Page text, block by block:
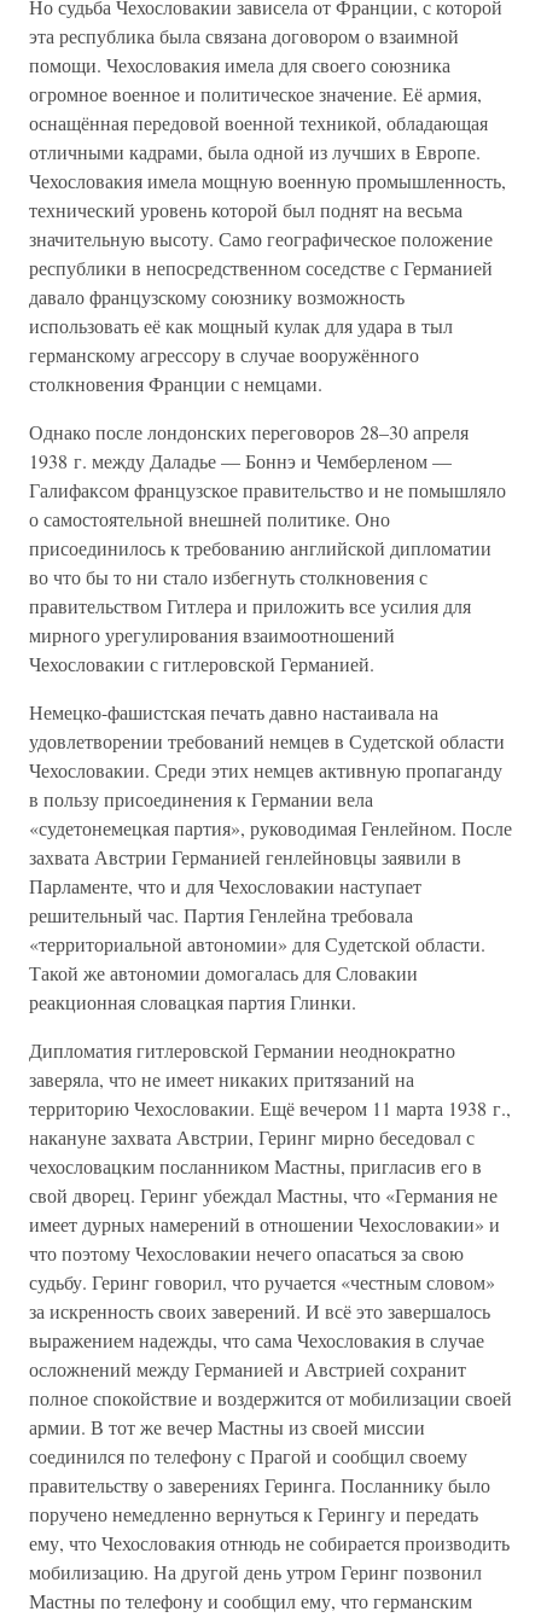
Но судьба Чехословакии зависела от Франции, с которой
эта республика была связана договором о взаимной
помощи. Чехословакия имела для своего союзника
огромное военное и политическое значение. Её армия,
оснащённая передовой военной техникой, обладающая
отличными кадрами, была одной из лучших в Европе.
Чехословакия имела мощную военную промышленность,
технический уровень которой был поднят на весьма
значительную высоту. Само географическое положение
республики в непосредственном соседстве с Германией
давало французскому союзнику возможность
использовать её как мощный кулак для удара в тыл
германскому агрессору в случае вооружённого
столкновения Франции с немцами.
Однако после лондонских переговоров 28–30 апреля
1938 г. между Даладье — Боннэ и Чемберленом —
Галифаксом французское правительство и не помышляло
о самостоятельной внешней политике. Оно
присоединилось к требованию английской дипломатии
во что бы то ни стало избегнуть столкновения с
правительством Гитлера и приложить все усилия для
мирного урегулирования взаимоотношений
Чехословакии с гитлеровской Германией.
Немецко-фашистская печать давно настаивала на
удовлетворении требований немцев в Судетской области
Чехословакии. Среди этих немцев активную пропаганду
в пользу присоединения к Германии вела
«судетонемецкая партия», руководимая Генлейном. После
захвата Австрии Германией генлейновцы заявили в
Парламенте, что и для Чехословакии наступает
решительный час. Партия Генлейна требовала
«территориальной автономии» для Судетской области.
Такой же автономии домогалась для Словакии
реакционная словацкая партия Глинки.
Дипломатия гитлеровской Германии неоднократно
заверяла, что не имеет никаких притязаний на
территорию Чехословакии. Ещё вечером 11 марта 1938 г.,
накануне захвата Австрии, Геринг мирно беседовал с
чехословацким посланником Мастны, пригласив его в
свой дворец. Геринг убеждал Мастны, что «Германия не
имеет дурных намерений в отношении Чехословакии» и
что поэтому Чехословакии нечего опасаться за свою
судьбу. Геринг говорил, что ручается «честным словом»
за искренность своих заверений. И всё это завершалось
выражением надежды, что сама Чехословакия в случае
осложнений между Германией и Австрией сохранит
полное спокойствие и воздержится от мобилизации своей
армии. В тот же вечер Мастны из своей миссии
соединился по телефону с Прагой и сообщил своему
правительству о заверениях Геринга. Посланнику было
поручено немедленно вернуться к Герингу и передать
ему, что Чехословакия отнюдь не собирается производить
мобилизацию. На другой день утром Геринг позвонил
Мастны по телефону и сообщил ему, что германским